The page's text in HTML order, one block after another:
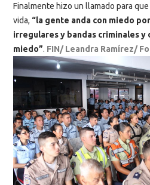
Finalmente hizo un llamado para
vida, “la gente anda con miedo
irregulares y bandas criminales y
miedo”. FIN/ Leandra Ramírez/